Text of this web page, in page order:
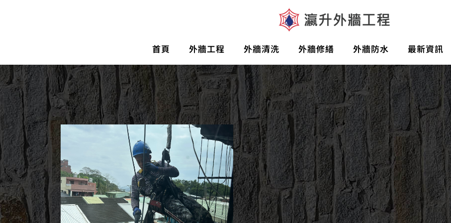
首頁 外牆工程 外牆清洗 外牆修繕 外牆防水 最新資訊